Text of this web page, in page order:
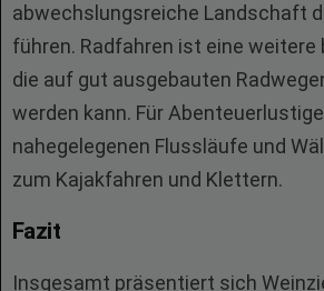
abwechslungsreiche Landschaft
führen. Radfahren ist eine
die auf gut ausgebauten
werden kann. Für
nahegelegenen Flussläufe und
zum Kajakfahren und Klettern.
Fazit
Insgesamt präsentiert sich